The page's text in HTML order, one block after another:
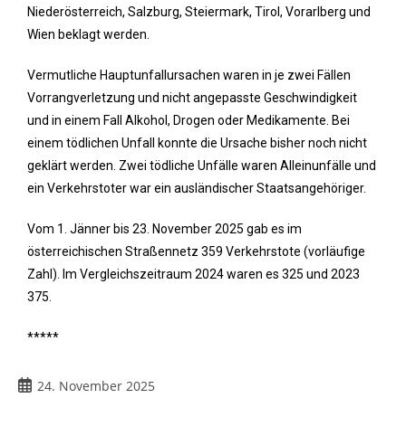
Niederösterreich, Salzburg, Steiermark, Tirol, Vorarlberg und
Wien beklagt werden.
Vermutliche Hauptunfallursachen waren in je zwei Fällen
Vorrangverletzung und nicht angepasste Geschwindigkeit
und in einem Fall Alkohol, Drogen oder Medikamente. Bei
einem tödlichen Unfall konnte die Ursache bisher noch nicht
geklärt werden. Zwei tödliche Unfälle waren Alleinunfälle und
ein Verkehrstoter war ein ausländischer Staatsangehöriger.
Vom 1. Jänner bis 23. November 2025 gab es im
österreichischen Straßennetz 359 Verkehrstote (vorläufige
Zahl). Im Vergleichszeitraum 2024 waren es 325 und 2023
375.
*****
24. November 2025